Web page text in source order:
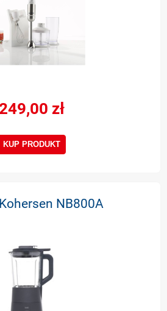
249,00 zł
KUP PRODUKT
NB800A